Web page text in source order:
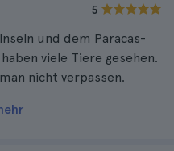
5
und dem Paracas-
viele Tiere gesehen.
nicht verpassen.